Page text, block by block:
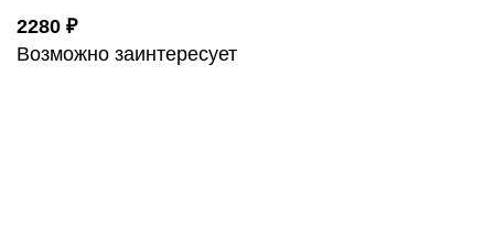
2280 ₽
Возможно заинтересует